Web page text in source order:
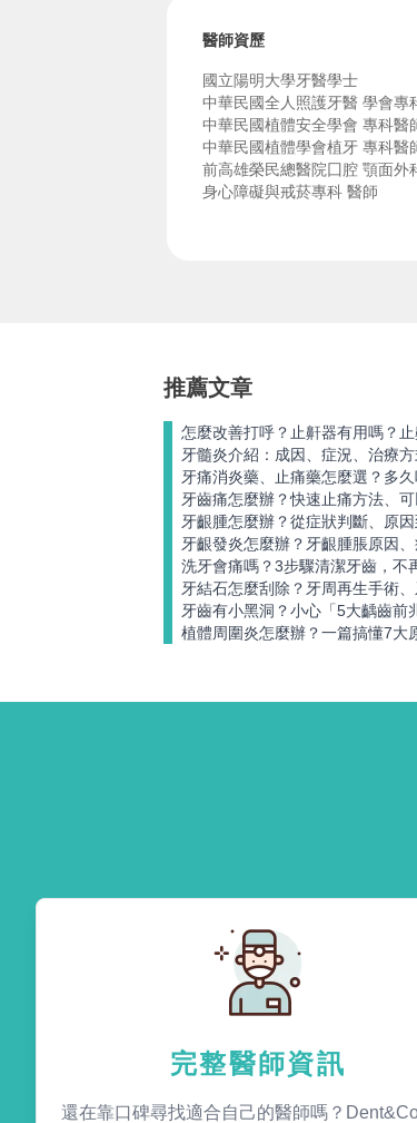
醫師資歷
國立陽明大學牙醫學士
中華民國全人照護牙醫 學會專
中華民國植體安全學會 專科醫
中華民國植體學會植牙 專科醫
前高雄榮民總醫院囗腔 顎面外
身心障礙與戒菸專科 醫師
推薦文章
怎麼改善打呼？止鼾器有用嗎？
牙髓炎介紹：成因、症況、治療
牙痛消炎藥、止痛藥怎麼選？多
牙齒痛怎麼辦？快速止痛方法、
牙齦腫怎麼辦？從症狀判斷、原
牙齦發炎怎麼辦？牙齦腫脹原因
洗牙會痛嗎？3步驟清潔牙齒，不
牙結石怎麼刮除？牙周再生手術
牙齒有小黑洞？小心「5大齲齒前
植體周圍炎怎麼辦？一篇搞懂7大
完整醫師資訊
還在靠口碑尋找適合自己的醫師嗎？